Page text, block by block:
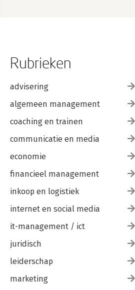
Rubrieken
advisering
algemeen management
coaching en trainen
communicatie en media
economie
financieel management
inkoop en logistiek
internet en social media
it-management / ict
juridisch
leiderschap
marketing